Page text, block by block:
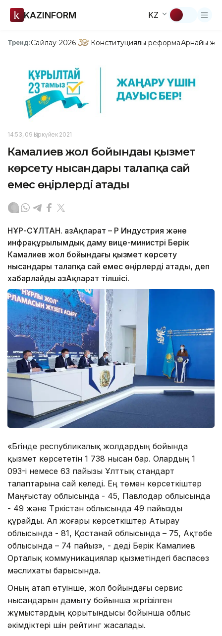
KAZINFORM KZ
Тренд:Сайлау-2026 Конституциялық реформаАрнайы
14:53, 09 Қыркүйек 2021
Камалиев жол бойындағы қызмет
көрсету нысандары талапқа сай
емес өңірлерді атады
НҰР-СҰЛТАН. ҚазАқпарат – ҚР Индустрия және
инфрақұрылымдық даму вице-министрі Берік
Камалиев жол бойындағы қызмет көрсету
нысандары талапқа сай емес өңірлерді атады, деп
хабарлайды ҚазАқпарат тілшісі.
«Бүгінде республикалық жолдардың бойында
қызмет көрсететін 1 738 нысан бар. Олардың 1
093-і немесе 63 пайызы Ұлттық стандарт
талаптарына сай келеді. Ең төмен көрсеткіштер
Маңғыстау облысында - 45, Павлодар облысында
- 49 және Түркістан облысында 49 пайызды
құрайды. Ал жоғары көрсеткіштер Атырау
облысында - 81, Қостанай облысында – 75, Ақтөбе
облысында – 74 пайыз», - деді Берік Камалиев
Орталық коммуникациялар қызметіндегі баспасөз
мәслихаты барысында.
Оның атап өтуінше, жол бойындағы сервис
нысандарын дамыту бойынша жүргізілген
жұмыстардың қорытындысы бойынша облыс
әкімдіктері үшін рейтинг жасалады.